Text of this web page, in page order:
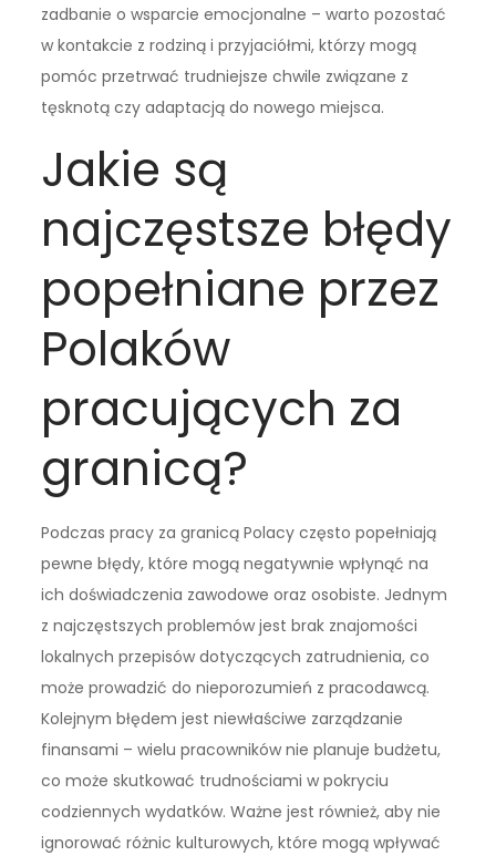
zadbanie o wsparcie emocjonalne – warto pozostać
w kontakcie z rodziną i przyjaciółmi, którzy mogą
pomóc przetrwać trudniejsze chwile związane z
tęsknotą czy adaptacją do nowego miejsca.
Jakie są
najczęstsze błędy
popełniane przez
Polaków
pracujących za
granicą?
Podczas pracy za granicą Polacy często popełniają
pewne błędy, które mogą negatywnie wpłynąć na
ich doświadczenia zawodowe oraz osobiste. Jednym
z najczęstszych problemów jest brak znajomości
lokalnych przepisów dotyczących zatrudnienia, co
może prowadzić do nieporozumień z pracodawcą.
Kolejnym błędem jest niewłaściwe zarządzanie
finansami – wielu pracowników nie planuje budżetu,
co może skutkować trudnościami w pokryciu
codziennych wydatków. Ważne jest również, aby nie
ignorować różnic kulturowych, które mogą wpływać